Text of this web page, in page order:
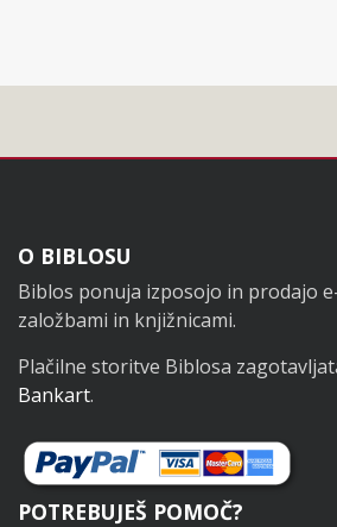
Noga
O BIBLOSU
Biblos ponuja izposojo in prodajo
založbami in knjižnicami.
Plačilne storitve Biblosa
Bankart.
POTREBUJEŠ POMOČ?